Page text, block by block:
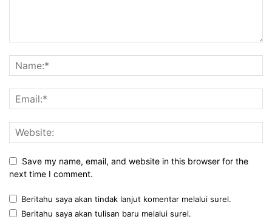
Save my name, email, and website in this browser for the
next time I comment.
Beritahu saya akan tindak lanjut komentar melalui surel.
Beritahu saya akan tulisan baru melalui surel.